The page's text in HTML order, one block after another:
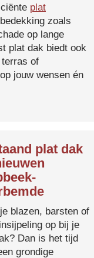
plat
zoals
op lange
plat dak biedt ook
terras of
jouw wensen én
plat dak
blazen, barsten of
op bij je
Dan is het tijd
grondige